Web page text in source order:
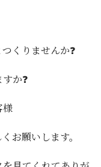
くりませんか❓
か❓
様
お願いします。